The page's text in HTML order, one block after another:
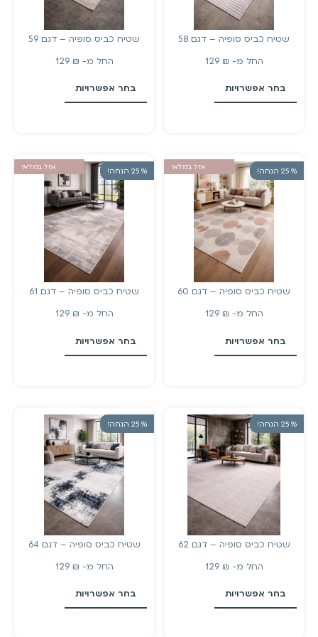
שטיח כביס סופיה – דגם 58
החל מ-
129 ₪
בחר אפשרויות
שטיח כביס סופיה – דגם 59
החל מ-
129 ₪
בחר אפשרויות
אזל במלאי % 25 הנחה!
שטיח כביס סופיה – דגם 60
החל מ-
129 ₪
בחר אפשרויות
אזל במלאי % 25 הנחה!
שטיח כביס סופיה – דגם 61
החל מ-
129 ₪
בחר אפשרויות
% 25 הנחה!
שטיח כביס סופיה – דגם 62
החל מ-
129 ₪
בחר אפשרויות
% 25 הנחה!
שטיח כביס סופיה – דגם 64
החל מ-
129 ₪
בחר אפשרויות